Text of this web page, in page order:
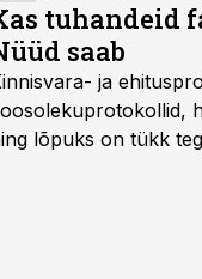
tuhandeid
saab
ja
lõpuks on tükk